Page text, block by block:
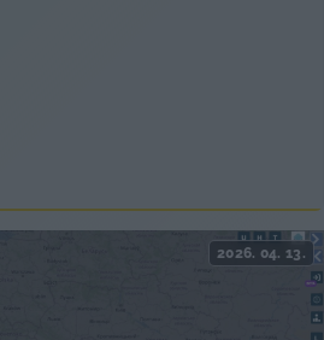
2026. 04. 13.